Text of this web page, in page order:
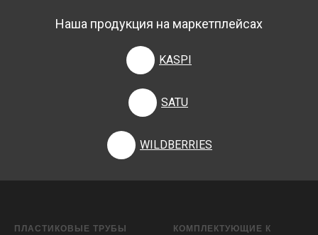
Наша продукция на маркетплейсах
KASPI
SATU
WILDBERRIES
ПЛАСТИКОВЫЕ ТРУБЫ
КОМПЛЕКТУЮЩИЕ К